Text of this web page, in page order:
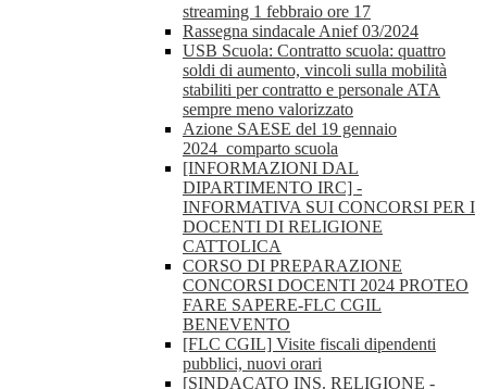
streaming 1 febbraio ore 17
Rassegna sindacale Anief 03/2024
USB Scuola: Contratto scuola: quattro
soldi di aumento, vincoli sulla mobilità
stabiliti per contratto e personale ATA
sempre meno valorizzato
Azione SAESE del 19 gennaio
2024_comparto scuola
[INFORMAZIONI DAL
DIPARTIMENTO IRC] -
INFORMATIVA SUI CONCORSI PER I
DOCENTI DI RELIGIONE
CATTOLICA
CORSO DI PREPARAZIONE
CONCORSI DOCENTI 2024 PROTEO
FARE SAPERE-FLC CGIL
BENEVENTO
[FLC CGIL] Visite fiscali dipendenti
pubblici, nuovi orari
[SINDACATO INS. RELIGIONE -